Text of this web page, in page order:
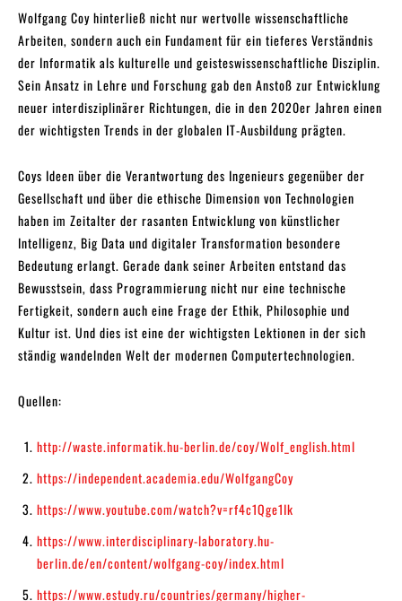
Wolfgang Coy hinterließ nicht nur wertvolle wissenschaftliche
Arbeiten, sondern auch ein Fundament für ein tieferes Verständnis
der Informatik als kulturelle und geisteswissenschaftliche Disziplin.
Sein Ansatz in Lehre und Forschung gab den Anstoß zur Entwicklung
neuer interdisziplinärer Richtungen, die in den 2020er Jahren einen
der wichtigsten Trends in der globalen IT-Ausbildung prägten.
Coys Ideen über die Verantwortung des Ingenieurs gegenüber der
Gesellschaft und über die ethische Dimension von Technologien
haben im Zeitalter der rasanten Entwicklung von künstlicher
Intelligenz, Big Data und digitaler Transformation besondere
Bedeutung erlangt. Gerade dank seiner Arbeiten entstand das
Bewusstsein, dass Programmierung nicht nur eine technische
Fertigkeit, sondern auch eine Frage der Ethik, Philosophie und
Kultur ist. Und dies ist eine der wichtigsten Lektionen in der sich
ständig wandelnden Welt der modernen Computertechnologien.
Quellen:
http://waste.informatik.hu-berlin.de/coy/Wolf_english.html
https://independent.academia.edu/WolfgangCoy
https://www.youtube.com/watch?v=rf4c1Qge1Ik
https://www.interdisciplinary-laboratory.hu-
berlin.de/en/content/wolfgang-coy/index.html
https://www.estudy.ru/countries/germany/higher-